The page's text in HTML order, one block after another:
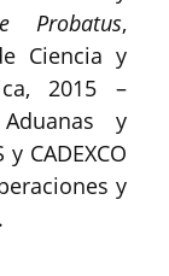
Probatus,
Ciencia y
2015 –
y
CADEXCO
y